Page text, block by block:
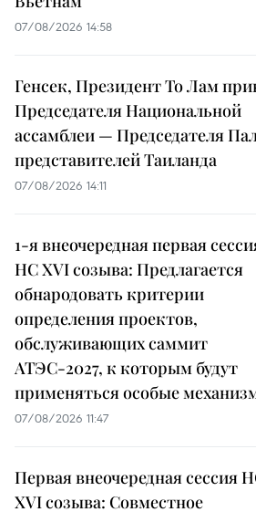
07/08/2026 14:58
Генсек, Президент То Лам
Председателя Национальной
ассамблеи — Председателя
представителей Таиланда
07/08/2026 14:11
1-я внеочередная первая
НС XVI созыва: Предлагается
обнародовать критерии
определения проектов,
обслуживающих саммит
АТЭС-2027, к которым будут
применяться особые
07/08/2026 11:47
Первая внеочередная сессия
XVI созыва: Совместное